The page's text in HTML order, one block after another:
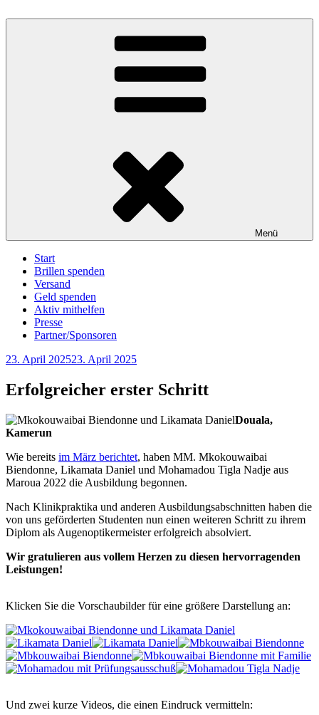
Inhalt
BrillenWeltweit: Brillen spenden – Sehen schenken
Eine Aktion unter der Trägerschaft des Deutschen Katholischen
Menü
Start
Brillen spenden
Versand
Geld spenden
Aktiv mithelfen
Presse
Partner/Sponsoren
Veröffentlicht
23. April 202523. April 2025
Erfolgreicher erster Schritt
Douala,
Kamerun
Wie bereits im März berichtet, haben MM. Mkokouwaibai
Biendonne, Likamata Daniel und Mohamadou Tigla Nadje aus
Maroua 2022 die Ausbildung begonnen.
Nach Klinikpraktika und anderen Ausbildungsabschnitten haben die
von uns geförderten Studenten nun einen weiteren Schritt zu ihrem
Diplom als Augenoptikermeister erfolgreich absolviert.
Wir gratulieren aus vollem Herzen zu diesen hervorragenden
Leistungen!
Klicken Sie die Vorschaubilder für eine größere Darstellung an:
Und zwei kurze Videos, die einen Eindruck vermitteln: